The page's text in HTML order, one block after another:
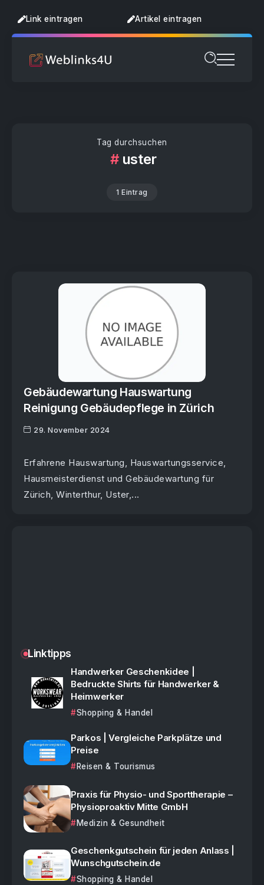
Link eintragen Artikel eintragen
Tag durchsuchen
uster
1 Eintrag
Gebäudewartung Hauswartung
Reinigung Gebäudepflege in Zürich
29. November 2024
Erfahrene Hauswartung, Hauswartungsservice,
Hausmeisterdienst und Gebäudewartung für
Zürich, Winterthur, Uster,...
Linktipps
Handwerker Geschenkidee |
Bedruckte Shirts für Handwerker &
Heimwerker
Shopping & Handel
Parkos | Vergleiche Parkplätze und
Preise
Reisen & Tourismus
Praxis für Physio- und Sporttherapie –
Physioproaktiv Mitte GmbH
Medizin & Gesundheit
Geschenkgutschein für jeden Anlass |
Wunschgutschein.de
Shopping & Handel